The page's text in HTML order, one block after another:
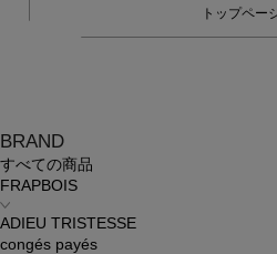
BRAND
すべての商品
FRAPBOIS
ADIEU TRISTESSE
congés payés
トップペー